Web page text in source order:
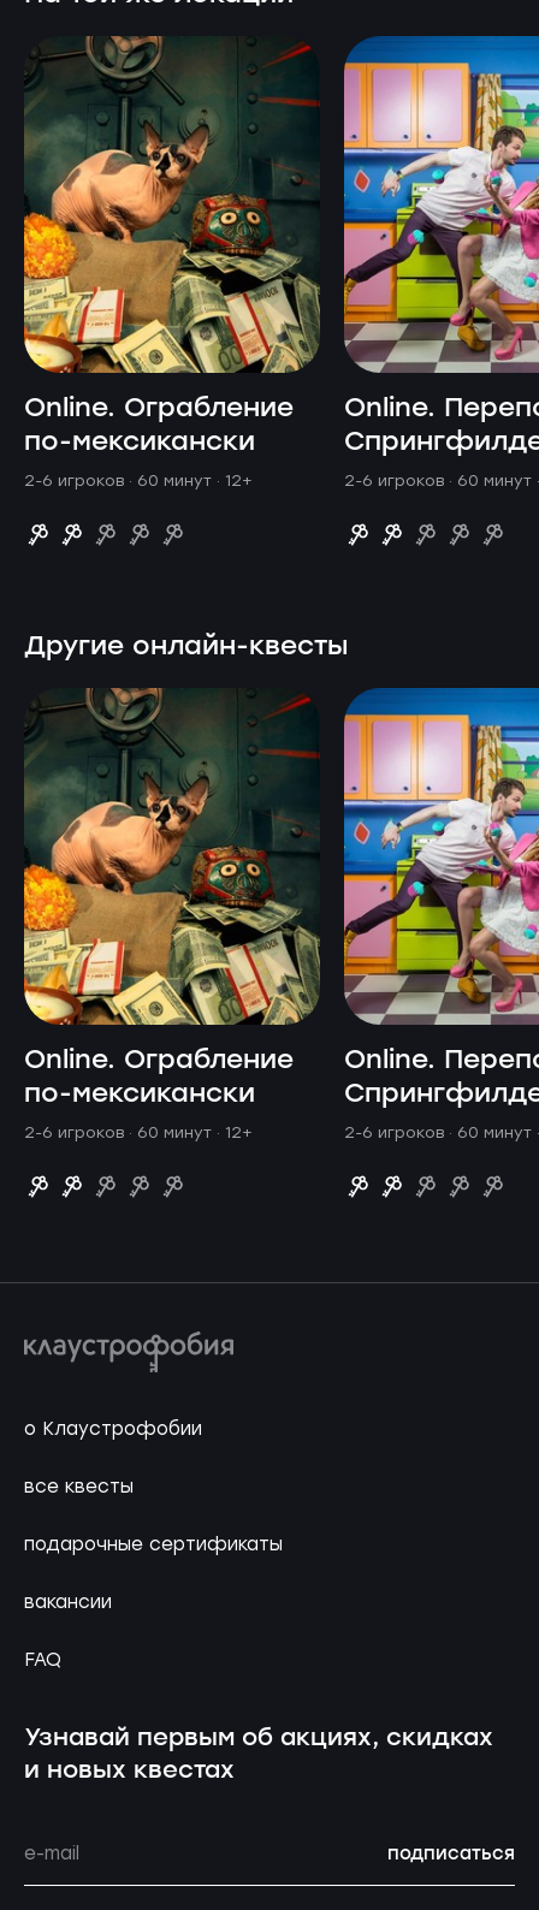
Online. Ограбление
по-мексикански
2-6 игроков · 60 минут · 12+
Online.
2-6 игроков · 60 минут
Другие онлайн-квесты
Online. Ограбление
по-мексикански
2-6 игроков · 60 минут · 12+
Online.
2-6 игроков · 60 минут
о Клаустрофобии
все квесты
подарочные сертификаты
вакансии
FAQ
Узнавай первым об акциях, скидках
и новых квестах
подписаться